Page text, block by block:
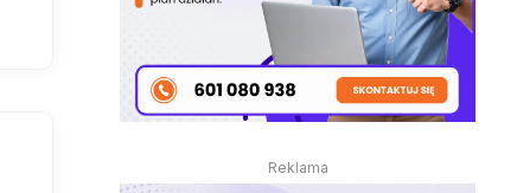
Reklama